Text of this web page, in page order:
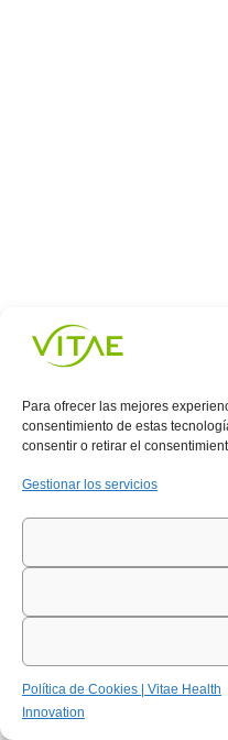
Para ofrecer las mejores
consentimiento de estas
consentir o retirar el
Gestionar los servicios
Política de Cookies | Vitae Health
Innovation